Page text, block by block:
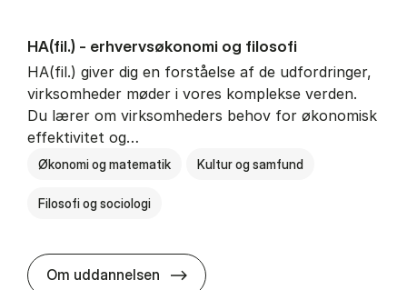
HA(fil.) - erhvervs­økonomi og fi­lo­so­fi
HA(fil.) giver dig en forståelse af de udfordringer,
virksomheder møder i vores komplekse verden.
Du lærer om virksomheders behov for økonomisk
effektivitet og…
Økonomi og matematik Kultur og samfund
Filosofi og sociologi
Om uddannelsen HA(fil.) - erhvervs­økonomi og